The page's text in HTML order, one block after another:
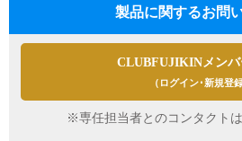
製品に関するお問
CLUBFUJIKINメンバ
（ログイン･新規登録
※専任担当者とのコンタクト